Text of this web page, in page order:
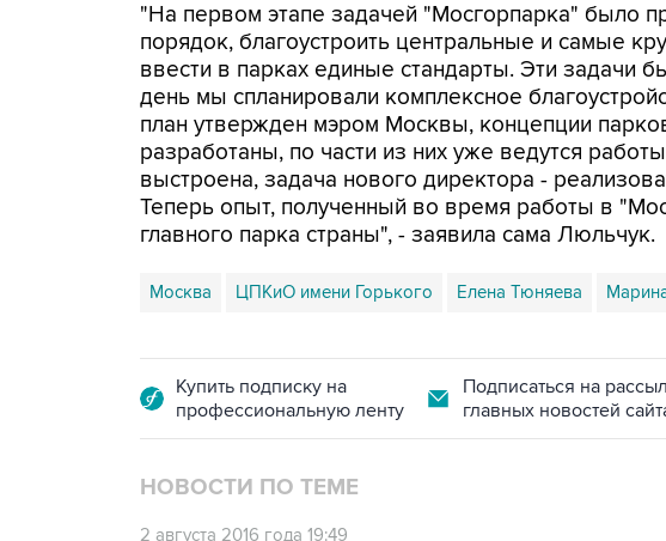
"На первом этапе задачей "Мосгорпарка" было
порядок, благоустроить центральные и самые
ввести в парках единые стандарты. Эти задачи
день мы спланировали комплексное
план утвержден мэром Москвы, концепции
разработаны, по части из них уже ведутся
выстроена, задача нового директора -
Теперь опыт, полученный во время работы в
главного парка страны", - заявила сама Люльчук.
Москва ЦПКиО имени Горького Елена Тюняева
Купить подписку на
профессиональную ленту
Подписаться на
главных новостей
НОВОСТИ ПО ТЕМЕ
2 августа 2016 года 19:49